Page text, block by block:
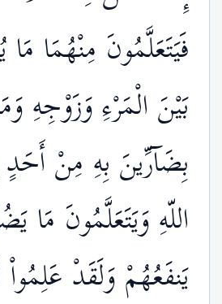
فَيَتَعَلَّمُونَ مِنْهُمَا مَا
بَيْنَ الْمَرْءِ وَزَوْجِهِ
بِضَآرِّينَ بِهِ مِنْ أَحَدٍ
اللّهِ وَيَتَعَلَّمُونَ مَا
يَنفَعُهُمْ وَلَقَدْ